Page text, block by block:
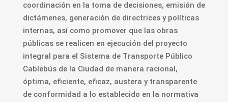
coordinación en la toma de decisiones, emisión de
dictámenes, generación de directrices y políticas
internas, así como promover que las obras
públicas se realicen en ejecución del proyecto
integral para el Sistema de Transporte Público
Cablebús de la Ciudad de manera racional,
óptima, eficiente, eficaz, austera y transparente
de conformidad a lo establecido en la normativa